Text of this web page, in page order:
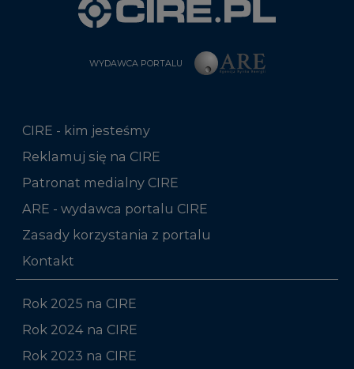
WYDAWCA PORTALU
CIRE - kim jesteśmy
Reklamuj się na CIRE
Patronat medialny CIRE
ARE - wydawca portalu CIRE
Zasady korzystania z portalu
Kontakt
Rok 2025 na CIRE
Rok 2024 na CIRE
Rok 2023 na CIRE